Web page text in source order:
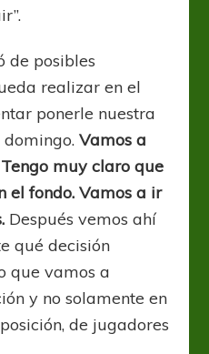
de posibles
realizar en el
ponerle nuestra
domingo.Vamos a
muy claro que
el fondo. Vamos a ir
Después vemos ahí
qué decisión
que vamos a
y no solamente en
de jugadores